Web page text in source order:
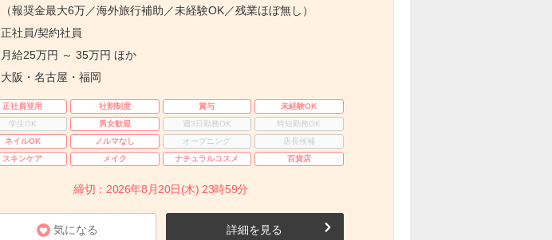
（報奨金最大6万／海外旅行補助／未経験OK／残業ほぼ無し）
正社員/契約社員
月給25万円 ～ 35万円 ほか
大阪・名古屋・福岡
正社員登用 社割制度 賞与
未経験OK
学生OK
男女歓迎 週3日勤務OK
時短勤務OK
ネイルOK
ノルマなし オープニング
店長候補
スキンケア
メイク ナチュラルコスメ 百貨店
締切：2026年8月20日(木) 23時59分
気になる 詳細を見る